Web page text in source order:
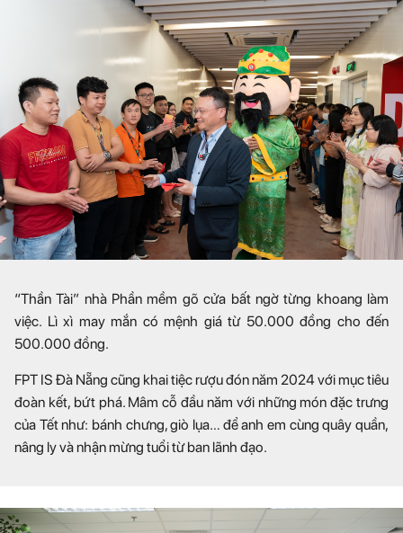
“Thần Tài” nhà Phần mềm gõ cửa bất ngờ từng khoang làm
việc. Lì xì may mắn có mệnh giá từ 50.000 đồng cho đến
500.000 đồng.
FPT IS Đà Nẵng cũng khai tiệc rượu đón năm 2024 với mục tiêu
đoàn kết, bứt phá. Mâm cỗ đầu năm với những món đặc trưng
của Tết như: bánh chưng, giò lụa… để anh em cùng quây quần,
nâng ly và nhận mừng tuổi từ ban lãnh đạo.